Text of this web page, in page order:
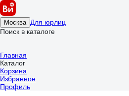
Москва Для юрлиц
Поиск в каталоге
Главная
Каталог
Корзина
Избранное
Профиль